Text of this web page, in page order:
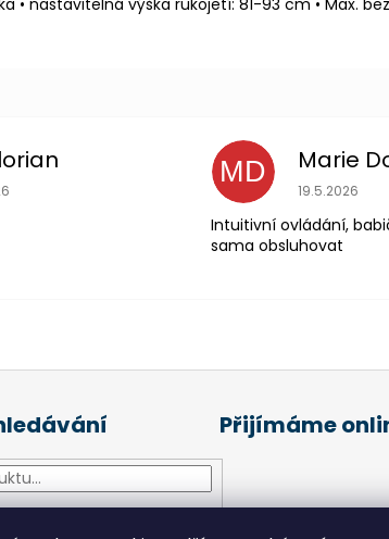
nastavitelná výška rukojetí: 81-93 cm • Max.
obchodu je 5 z 5 hvězdiček.MD Marie
Hodnocení
19.5.2026
Intuitivní ovládání,
sama obsluhovat
Přijímáme